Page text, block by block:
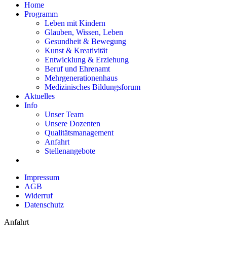
Home
Programm
Leben mit Kindern
Glauben, Wissen, Leben
Gesundheit & Bewegung
Kunst & Kreativität
Entwicklung & Erziehung
Beruf und Ehrenamt
Mehrgenerationenhaus
Medizinisches Bildungsforum
Aktuelles
Info
Unser Team
Unsere Dozenten
Qualitätsmanagement
Anfahrt
Stellenangebote
Impressum
AGB
Widerruf
Datenschutz
Anfahrt